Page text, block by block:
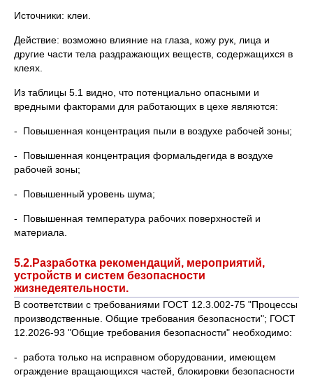
Источники: клеи.
Действие: возможно влияние на глаза, кожу рук, лица и
другие части тела раздражающих веществ, содержащихся в
клеях.
Из таблицы 5.1 видно, что потенциально опасными и
вредными факторами для работающих в цехе являются:
- Повышенная концентрация пыли в воздухе рабочей зоны;
- Повышенная концентрация формальдегида в воздухе
рабочей зоны;
- Повышенный уровень шума;
- Повышенная температура рабочих поверхностей и
материала.
5.2.Разработка рекомендаций, мероприятий,
устройств и систем безопасности
жизнедеятельности.
В соответствии с требованиями ГОСТ 12.3.002-75 "Процессы
производственные. Общие требования безопасности"; ГОСТ
12.2026-93 "Общие требования безопасности" необходимо:
- работа только на исправном оборудовании, имеющем
ограждение вращающихся частей, блокировки безопасности